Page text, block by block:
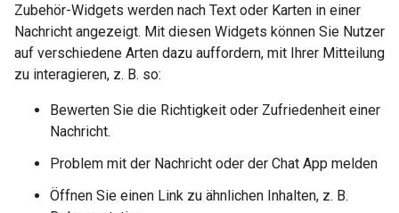
Zubehör-Widgets werden nach Text oder Karten in einer
Nachricht angezeigt. Mit diesen Widgets können Sie Nutzer
auf verschiedene Arten dazu auffordern, mit Ihrer Mitteilung
zu interagieren, z. B. so:
Bewerten Sie die Richtigkeit oder Zufriedenheit einer
Nachricht.
Problem mit der Nachricht oder der Chat App melden
Öffnen Sie einen Link zu ähnlichen Inhalten, z. B.